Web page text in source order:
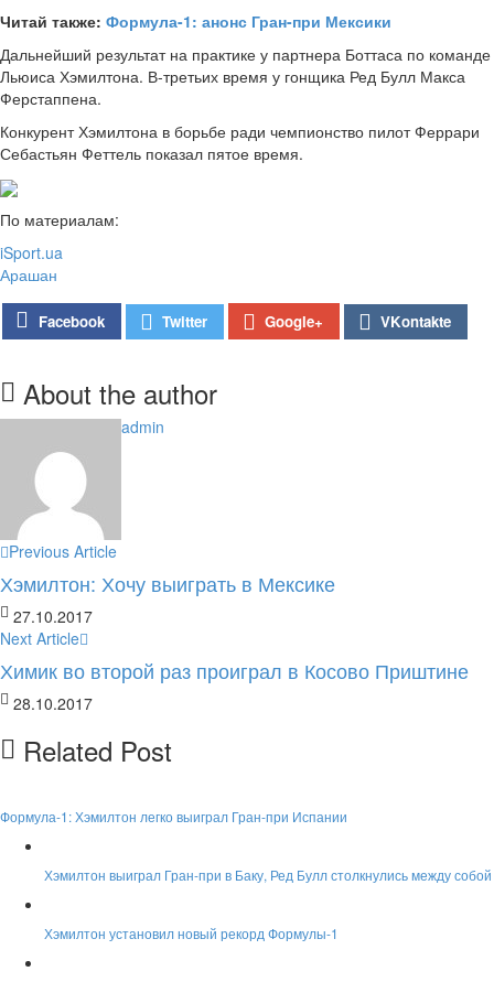
Читай также: Формула-1: анонс Гран-при Мексики
Дальнейший результат на практике у партнера Боттаса по команде
Льюиса Хэмилтона. В-третьих время у гонщика Ред Булл Макса
Ферстаппена.
Конкурент Хэмилтона в борьбе ради чемпионство пилот Феррари
Себастьян Феттель показал пятое время.
По материалам:
iSport.ua
Арашан
Facebook Twitter Google+ VKontakte
About the author
admin
Previous Article
Хэмилтон: Хочу выиграть в Мексике
27.10.2017
Next Article
Химик во второй раз проиграл в Косово Приштине
28.10.2017
Related Post
Формула-1: Хэмилтон легко выиграл Гран-при Испании
Хэмилтон выиграл Гран-при в Баку, Ред Булл столкнулись между собой
Хэмилтон установил новый рекорд Формулы-1